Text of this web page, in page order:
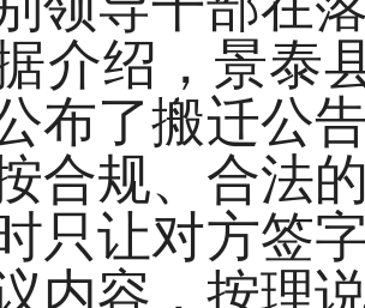
介绍，景泰
布了搬迁公
合规、合法
只让对方签
内容，按理